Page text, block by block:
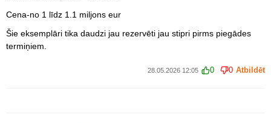
Cena-no 1 līdz 1.1 miljons eur
Šie eksemplāri tika daudzi jau rezervēti jau stipri pirms piegādes
termiņiem.
28.05.2026 12:05 0 0 Atbildēt